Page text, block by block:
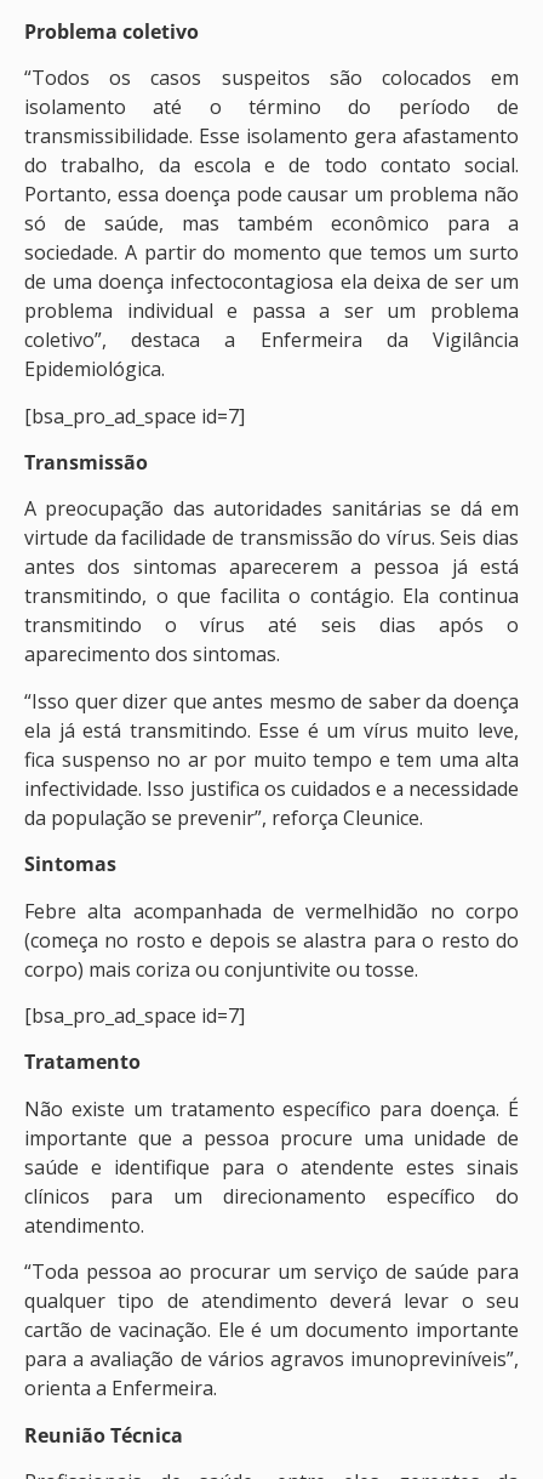
Problema coletivo
“Todos os casos suspeitos são colocados em
isolamento até o término do período de
transmissibilidade. Esse isolamento gera afastamento
do trabalho, da escola e de todo contato social.
Portanto, essa doença pode causar um problema não
só de saúde, mas também econômico para a
sociedade. A partir do momento que temos um surto
de uma doença infectocontagiosa ela deixa de ser um
problema individual e passa a ser um problema
coletivo”, destaca a Enfermeira da Vigilância
Epidemiológica.
[bsa_pro_ad_space id=7]
Transmissão
A preocupação das autoridades sanitárias se dá em
virtude da facilidade de transmissão do vírus. Seis dias
antes dos sintomas aparecerem a pessoa já está
transmitindo, o que facilita o contágio. Ela continua
transmitindo o vírus até seis dias após o
aparecimento dos sintomas.
“Isso quer dizer que antes mesmo de saber da doença
ela já está transmitindo. Esse é um vírus muito leve,
fica suspenso no ar por muito tempo e tem uma alta
infectividade. Isso justifica os cuidados e a necessidade
da população se prevenir”, reforça Cleunice.
Sintomas
Febre alta acompanhada de vermelhidão no corpo
(começa no rosto e depois se alastra para o resto do
corpo) mais coriza ou conjuntivite ou tosse.
[bsa_pro_ad_space id=7]
Tratamento
Não existe um tratamento específico para doença. É
importante que a pessoa procure uma unidade de
saúde e identifique para o atendente estes sinais
clínicos para um direcionamento específico do
atendimento.
“Toda pessoa ao procurar um serviço de saúde para
qualquer tipo de atendimento deverá levar o seu
cartão de vacinação. Ele é um documento importante
para a avaliação de vários agravos imunopreviníveis”,
orienta a Enfermeira.
Reunião Técnica